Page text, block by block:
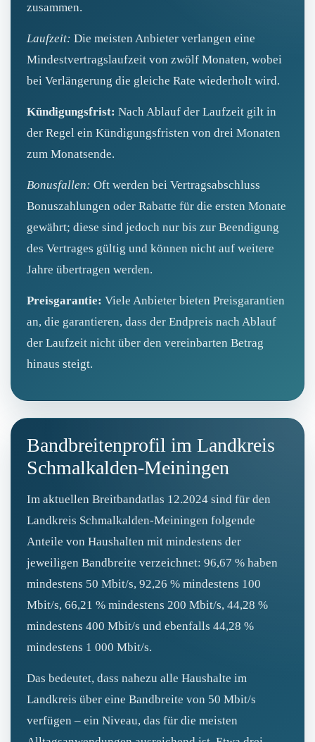
zusammen.
Laufzeit: Die meisten Anbieter verlangen eine
Mindestvertragslaufzeit von zwölf Monaten, wobei
bei Verlängerung die gleiche Rate wiederholt wird.
Kündigungsfrist: Nach Ablauf der Laufzeit gilt in
der Regel ein Kündigungsfristen von drei Monaten
zum Monatsende.
Bonusfallen: Oft werden bei Vertragsabschluss
Bonuszahlungen oder Rabatte für die ersten Monate
gewährt; diese sind jedoch nur bis zur Beendigung
des Vertrages gültig und können nicht auf weitere
Jahre übertragen werden.
Preisgarantie: Viele Anbieter bieten Preisgarantien
an, die garantieren, dass der Endpreis nach Ablauf
der Laufzeit nicht über den vereinbarten Betrag
hinaus steigt.
Bandbreitenprofil im Landkreis
Schmalkalden-Meiningen
Im aktuellen Breitbandatlas 12.2024 sind für den
Landkreis Schmalkalden‑Meiningen folgende
Anteile von Haushalten mit mindestens der
jeweiligen Bandbreite verzeichnet: 96,67 % haben
mindestens 50 Mbit/s, 92,26 % mindestens 100
Mbit/s, 66,21 % mindestens 200 Mbit/s, 44,28 %
mindestens 400 Mbit/s und ebenfalls 44,28 %
mindestens 1 000 Mbit/s.
Das bedeutet, dass nahezu alle Haushalte im
Landkreis über eine Bandbreite von 50 Mbit/s
verfügen – ein Niveau, das für die meisten